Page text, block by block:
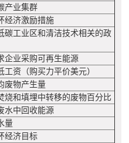
产业集群
经济激励措施
碳工业区和清洁技术相关的政
企业采购可再生能源
工资（购买力平价美元）
废物产生量
烧和填埋中转移的废物百分比
水中回收能源
量
经济目标